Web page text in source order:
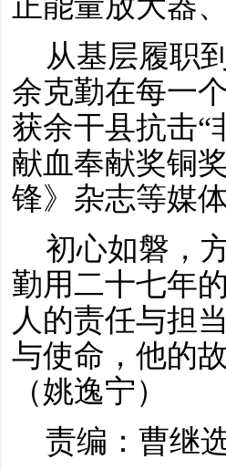
从基层履职
余克勤在每一
获余干县抗击“
献血奉献奖铜
锋》杂志等媒
初心如磐，
勤用二十七年
人的责任与担
与使命，他的
（姚逸宁）
责编：曹继